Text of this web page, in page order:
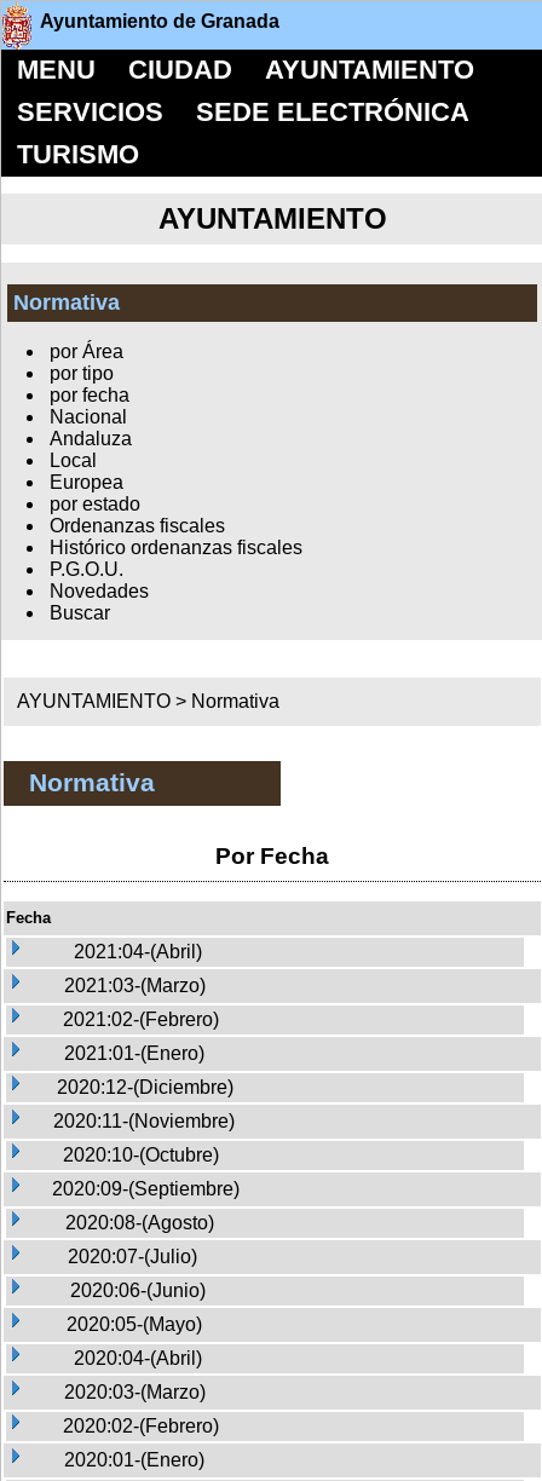
Ayuntamiento de Granada
MENU CIUDAD
AYUNTAMIENTO
SERVICIOS
SEDE ELECTRÓNICA
TURISMO
AYUNTAMIENTO
Normativa
por Área
por tipo
por fecha
Nacional
Andaluza
Local
Europea
por estado
Ordenanzas fiscales
Histórico ordenanzas fiscales
P.G.O.U.
Novedades
Buscar
AYUNTAMIENTO > Normativa
Normativa
Por Fecha
Fecha
2021:04-(Abril)
2021:03-(Marzo)
2021:02-(Febrero)
2021:01-(Enero)
2020:12-(Diciembre)
2020:11-(Noviembre)
2020:10-(Octubre)
2020:09-(Septiembre)
2020:08-(Agosto)
2020:07-(Julio)
2020:06-(Junio)
2020:05-(Mayo)
2020:04-(Abril)
2020:03-(Marzo)
2020:02-(Febrero)
2020:01-(Enero)